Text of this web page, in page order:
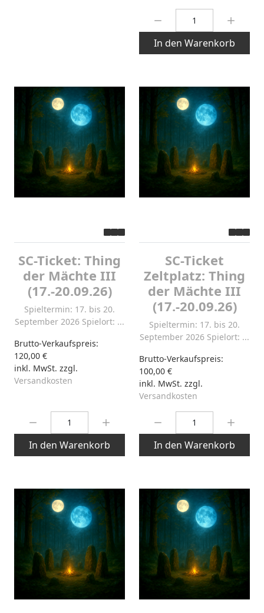
In den Warenkorb
SC-Ticket: Thing
der Mächte III
(17.-20.09.26)
Spieltermin: 17. bis 20.
September 2026 Spielort: ...
Brutto-Verkaufspreis:
120,00 €
inkl. MwSt. zzgl.
Versandkosten
In den Warenkorb
SC-Ticket
Zeltplatz: Thing
der Mächte III
(17.-20.09.26)
Spieltermin: 17. bis 20.
September 2026 Spielort: ...
Brutto-Verkaufspreis:
100,00 €
inkl. MwSt. zzgl.
Versandkosten
In den Warenkorb